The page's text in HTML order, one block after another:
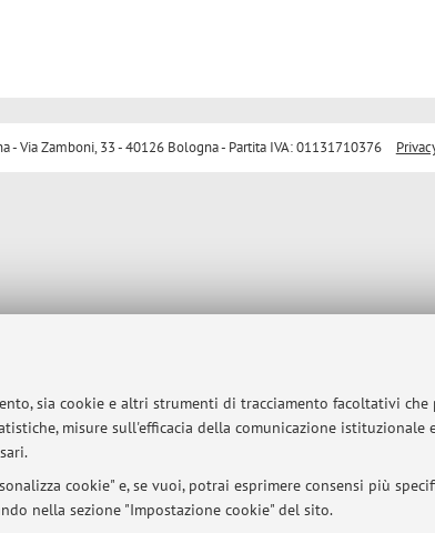
sia cookie e altri strumenti di tracciamento facoltativi
misure sull'efficacia della comunicazione
cookie" e, se vuoi, potrai esprimere consensi più
nella sezione "Impostazione cookie" del sito.
- Via Zamboni, 33 - 40126 Bologna - Partita IVA: 01131710376